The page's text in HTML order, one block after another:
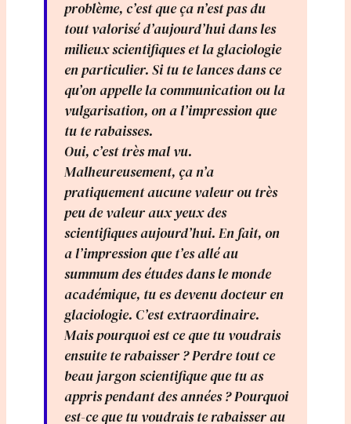
problème, c’est que ça n’est pas du
tout valorisé d’aujourd’hui dans les
milieux scientifiques et la glaciologie
en particulier. Si tu te lances dans ce
qu’on appelle la communication ou la
vulgarisation, on a l’impression que
tu te rabaisses.
Oui, c’est très mal vu.
Malheureusement, ça n’a
pratiquement aucune valeur ou très
peu de valeur aux yeux des
scientifiques aujourd’hui. En fait, on
a l’impression que t’es allé au
summum des études dans le monde
académique, tu es devenu docteur en
glaciologie. C’est extraordinaire.
Mais pourquoi est ce que tu voudrais
ensuite te rabaisser ? Perdre tout ce
beau jargon scientifique que tu as
appris pendant des années ? Pourquoi
est-ce que tu voudrais te rabaisser au